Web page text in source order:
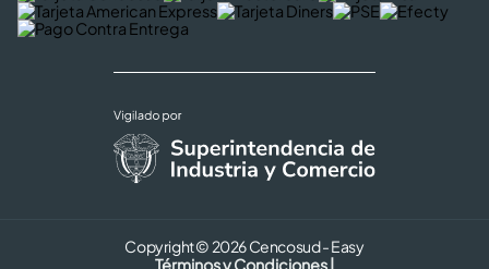
Copyright © 2026 Cencosud - Easy
Términos y Condiciones |